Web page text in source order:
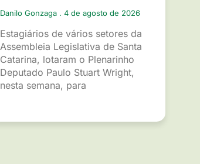
Danilo Gonzaga 4 de agosto de 2026
Estagiários de vários setores da
Assembleia Legislativa de Santa
Catarina, lotaram o Plenarinho
Deputado Paulo Stuart Wright,
nesta semana, para